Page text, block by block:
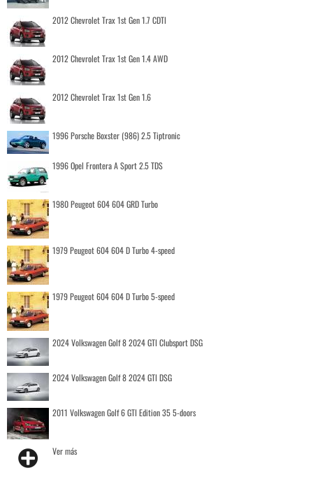
2012 Chevrolet Trax 1st Gen 1.7 CDTI
2012 Chevrolet Trax 1st Gen 1.4 AWD
2012 Chevrolet Trax 1st Gen 1.6
1996 Porsche Boxster (986) 2.5 Tiptronic
1996 Opel Frontera A Sport 2.5 TDS
1980 Peugeot 604 604 GRD Turbo
1979 Peugeot 604 604 D Turbo 4-speed
1979 Peugeot 604 604 D Turbo 5-speed
2024 Volkswagen Golf 8 2024 GTI Clubsport DSG
2024 Volkswagen Golf 8 2024 GTI DSG
2011 Volkswagen Golf 6 GTI Edition 35 5-doors
Ver más